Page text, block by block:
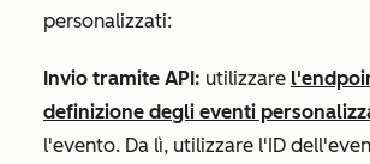
personalizzati:
Invio tramite API: utilizzare
definizione degli eventi
l'evento. Da lì, utilizzare l'ID